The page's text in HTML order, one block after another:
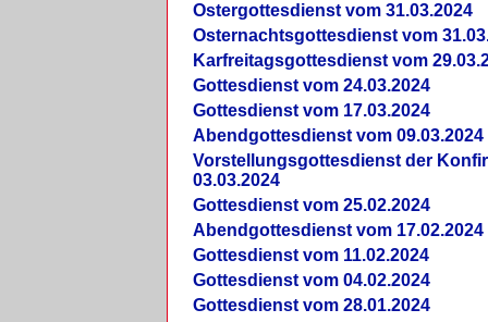
Ostergottesdienst vom 31.03.2024
Osternachtsgottesdienst vom
Karfreitagsgottesdienst vom
Gottesdienst vom 24.03.2024
Gottesdienst vom 17.03.2024
Abendgottesdienst vom 09.03.2024
Vorstellungsgottesdienst der
03.03.2024
Gottesdienst vom 25.02.2024
Abendgottesdienst vom 17.02.2024
Gottesdienst vom 11.02.2024
Gottesdienst vom 04.02.2024
Gottesdienst vom 28.01.2024